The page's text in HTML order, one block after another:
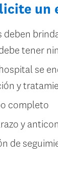
un
deben
tener
se
y
completo
y
de